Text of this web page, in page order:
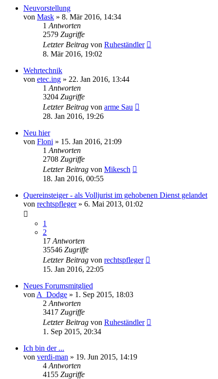
Neuvorstellung
von Mask » 8. Mär 2016, 14:34
1 Antworten
2579 Zugriffe
Letzter Beitrag von Ruheständler
8. Mär 2016, 19:02
Wehrtechnik
von etec.ing » 22. Jan 2016, 13:44
1 Antworten
3204 Zugriffe
Letzter Beitrag von arme Sau
28. Jan 2016, 19:26
Neu hier
von Floni » 15. Jan 2016, 21:09
1 Antworten
2708 Zugriffe
Letzter Beitrag von Mikesch
18. Jan 2016, 00:55
Quereinsteiger - als Volljurist im gehobenen Dienst gelandet
von rechtspfleger» 6. Mai 2013, 01:02
1
2
17 Antworten
35546 Zugriffe
Letzter Beitrag von rechtspfleger
15. Jan 2016, 22:05
Neues Forumsmitglied
von A_Dodge » 1. Sep 2015, 18:03
2 Antworten
3417 Zugriffe
Letzter Beitrag von Ruheständler
1. Sep 2015, 20:34
Ich bin der ...
von verdi-man » 19. Jun 2015, 14:19
4 Antworten
4155 Zugriffe